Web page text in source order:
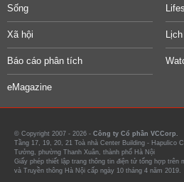
Sống
Xã hội
Báo cáo phân tích
eMagazine
© Copyright 2007 - 2026 - Công ty Cổ phần VCCorp.
Tầng 17, 19, 20, 21 Toà nhà Center Building - Hapulico
Tưởng, phường Thanh Xuân, thành phố Hà Nội
Giấy phép thiết lập trang thông tin điện tử tổng hợp trên
và Truyền thông Hà Nội cấp ngày 10 tháng 4 năm 2019.